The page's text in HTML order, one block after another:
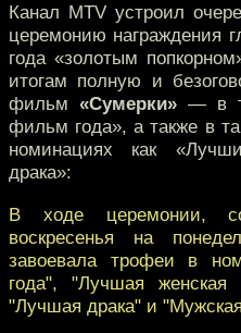
Канал MTV устроил
церемонию награждения
года «золотым
итогам полную и
фильм «Сумерки» — в
фильм года», а также в
номинациях как
драка»:
В ходе церемонии,
воскресенья на
завоевала трофеи в
года", "Лучшая
"Лучшая драка" и